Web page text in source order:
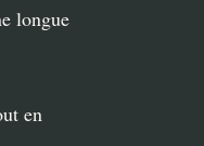
longue
en